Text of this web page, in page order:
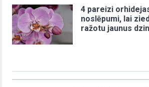
4 pareizi
noslēpumi, lai
ražotu jaunus